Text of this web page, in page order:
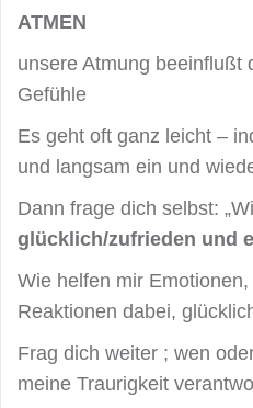
ATMEN
unsere Atmung beeinflußt
Gefühle
Es geht oft ganz leicht –
und langsam ein und
Dann frage dich selbst:
glücklich/zufrieden und
Wie helfen mir
Reaktionen dabei,
Frag dich weiter ; wen
meine Traurigkeit